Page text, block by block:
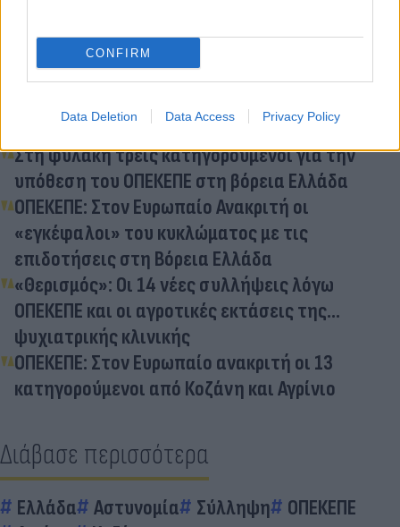
CONFIRM
Data Deletion Data Access Privacy Policy
Διάβασε σχετικά
Στη φυλακή τρεις κατηγορούμενοι για την
υπόθεση του ΟΠΕΚΕΠΕ στη βόρεια Ελλάδα
ΟΠΕΚΕΠΕ: Στον Ευρωπαίο Ανακριτή οι
«εγκέφαλοι» του κυκλώματος με τις
επιδοτήσεις στη Βόρεια Ελλάδα
«Θερισμός»: Οι 14 νέες συλλήψεις λόγω
ΟΠΕΚΕΠΕ και οι αγροτικές εκτάσεις της...
ψυχιατρικής κλινικής
ΟΠΕΚΕΠΕ: Στον Ευρωπαίο ανακριτή οι 13
κατηγορούμενοι από Κοζάνη και Αγρίνιο
Διάβασε περισσότερα
Ελλάδα Αστυνομία Σύλληψη
ΟΠΕΚΕΠΕ